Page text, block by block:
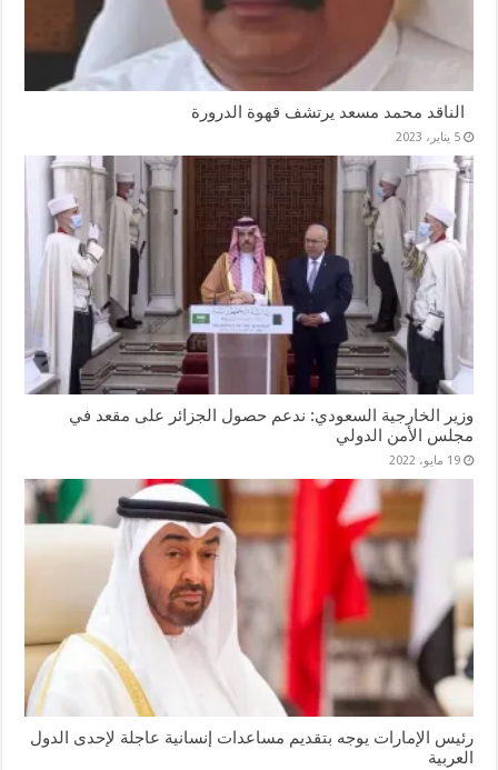
الناقد محمد مسعد يرتشف قهوة الدرورة
5 يناير، 2023
وزير الخارجية السعودي: ندعم حصول الجزائر على مقعد في
مجلس الأمن الدولي
19 مايو، 2022
رئيس الإمارات يوجه بتقديم مساعدات إنسانية عاجلة لإحدى الدول
العربية